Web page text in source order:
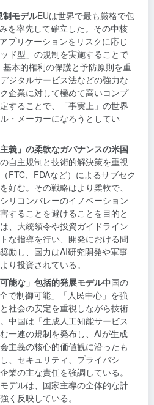
制モデルEUは世界で最も厳格で包
を率先して確立した。その中核
プリケーションをリスクに応じ
ド型」の規制を実施することで
本的権利の保護と予防原則を重
ジタルサービス法などの強力な
企業に対して極めて高いコンプ
することで、「事実上」の世界
・メーカーになろうとしてい
義」の柔軟なガバナンスの米国
自主規制と技術的解決策を重視
FTC、FDAなど）によるサブセク
好む。その戦略はより柔軟で、
リコンバレーのイノベーション
することを避けることを目的と
、大統領令や投資ガイドライン
な指導を行い、開発における問
励し、国力はAI研究開発や軍事
り投資されている。
能な」包括的発展モデル中国の
で制御可能」「人民中心」を強
社会の安定を重視しながら技術
中国は「生成人工知能サービス
一連の規制を発布し、AIが生成
主義の核心的価値観に沿ったも
、セキュリティ、プライバシ
業の主な責任を強調している。
デルは、国家主導の全体的な計
く反映している。